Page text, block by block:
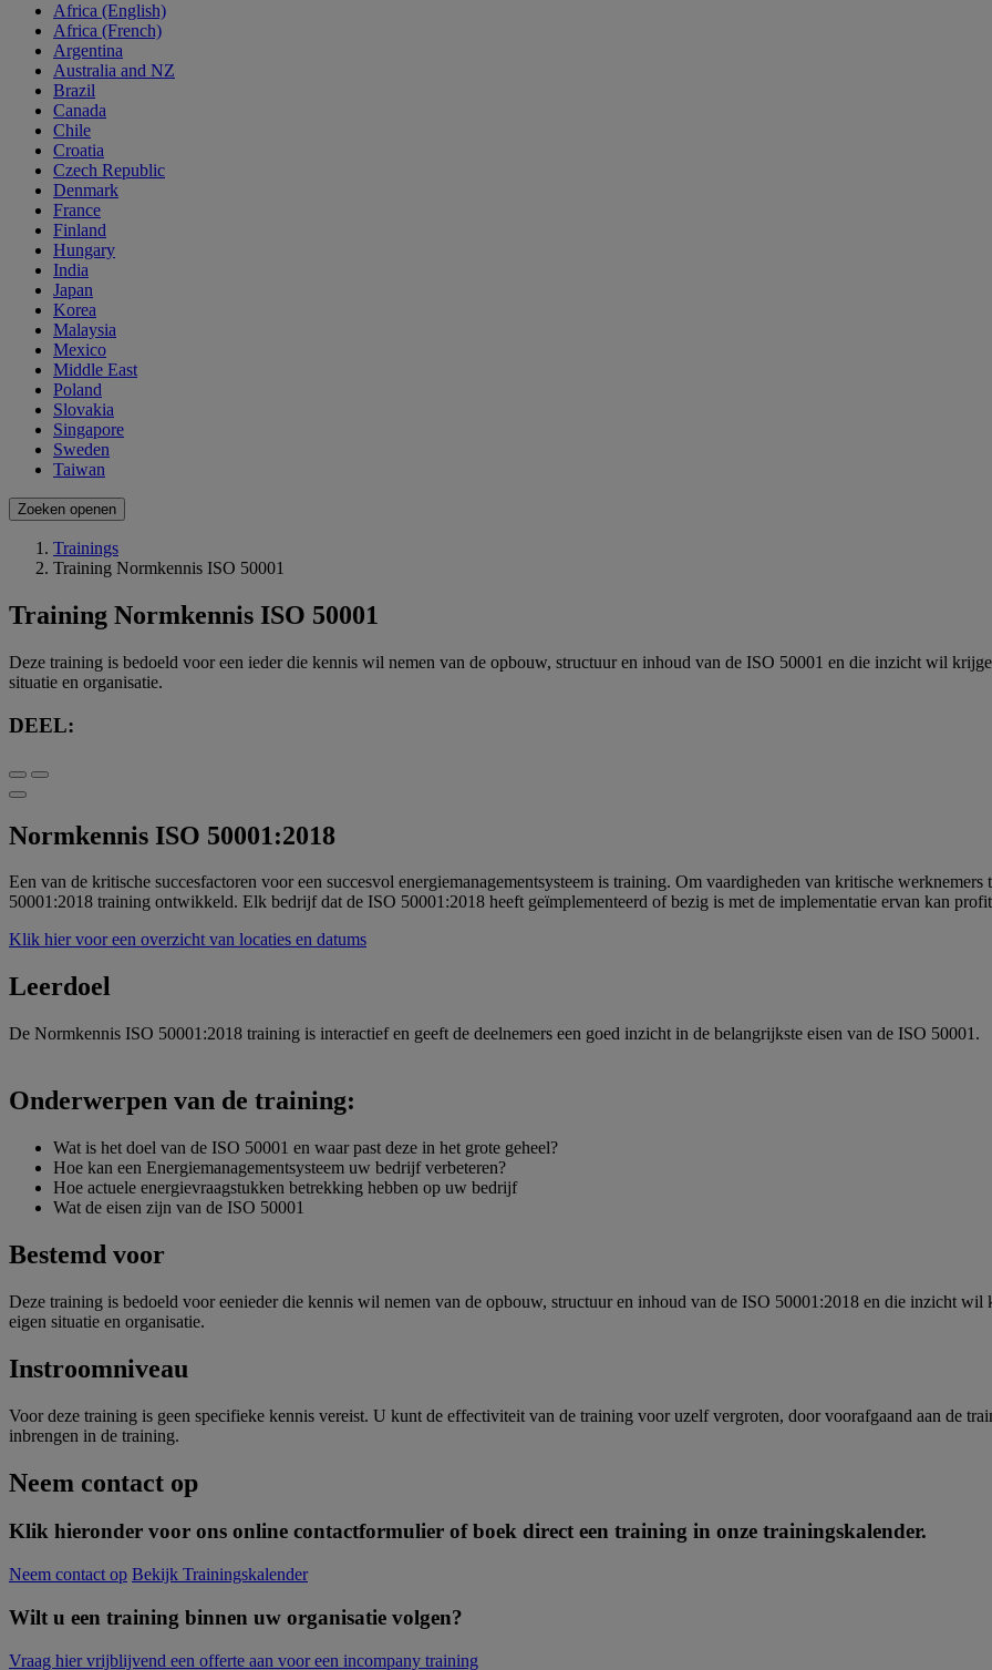
Africa (English)
Africa (French)
Argentina
Australia and NZ
Brazil
Canada
Chile
Croatia
Czech Republic
Denmark
France
Finland
Hungary
India
Japan
Korea
Malaysia
Mexico
Middle East
Poland
Slovakia
Singapore
Sweden
Taiwan
Zoeken openen
Trainings
Training Normkennis ISO 50001
Training Normkennis ISO 50001
Deze training is bedoeld voor een ieder die kennis wil nemen van de opbouw, structuur en inhoud van de ISO 50001 en die inzicht wil
situatie en organisatie.
DEEL:
Normkennis ISO 50001:2018
Een van de kritische succesfactoren voor een succesvol energiemanagementsysteem is training. Om vaardigheden van kritische
50001:2018 training ontwikkeld. Elk bedrijf dat de ISO 50001:2018 heeft geïmplementeerd of bezig is met de implementatie ervan kan
Klik hier voor een overzicht van locaties en datums
Leerdoel
De Normkennis ISO 50001:2018 training is interactief en geeft de deelnemers een goed inzicht in de belangrijkste eisen van de ISO 50001.
Onderwerpen van de training:
Wat is het doel van de ISO 50001 en waar past deze in het grote geheel?
Hoe kan een Energiemanagementsysteem uw bedrijf verbeteren?
Hoe actuele energievraagstukken betrekking hebben op uw bedrijf
Wat de eisen zijn van de ISO 50001
Bestemd voor
Deze training is bedoeld voor eenieder die kennis wil nemen van de opbouw, structuur en inhoud van de ISO 50001:2018 en die inzicht
eigen situatie en organisatie.
Instroomniveau
Voor deze training is geen specifieke kennis vereist. U kunt de effectiviteit van de training voor uzelf vergroten, door voorafgaand aan de
inbrengen in de training.
Neem contact op
Klik hieronder voor ons online contactformulier of boek direct een training in onze trainingskalender.
Neem contact op Bekijk Trainingskalender
Wilt u een training binnen uw organisatie volgen?
Vraag hier vrijblijvend een offerte aan voor een incompany training